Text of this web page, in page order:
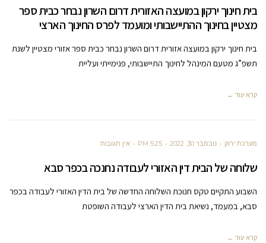
בית חינוך ירקון במועצה האזורית דרום השרון נבחר כבית ספר
מצטיין בחינוך ההתיישבותי ומועמד לפרס החינוך הארצי
בית חינוך ירקון במועצה אזורית דרום השרון נבחר כבית ספר אזורי מצטיין לשנת
תשפ”ג מטעם המינהל לחינוך התיישבותי, פנימייתי ועליית
קרא עוד ←
מערכת ירוק נובמבר 30, 2022 5:25 PM אין תגובות
שלוחה של הבית דין האזורי לעבודה נחנכה בכפר סבא
השבוע התקיים טקס חנוכת השלוחה החדשה של בית הדין האזורי לעבודה בכפר
סבא, במעמד, נשיאת בית הדין הארצי לעבודה השופטת
קרא עוד ←